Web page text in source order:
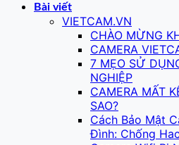
Bài viết
VIETCAM.VN
CHÀO MỪNG
CAMERA
7 MẸO SỬ
NGHIỆP
CAMERA MẤT
SAO?
Cách Bảo Mật
Đình: Chống